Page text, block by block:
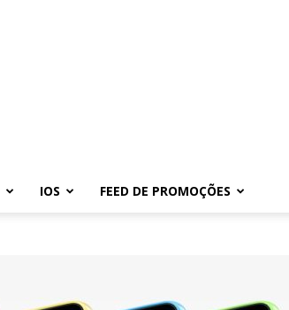
IOS FEED DE PROMOÇÕES